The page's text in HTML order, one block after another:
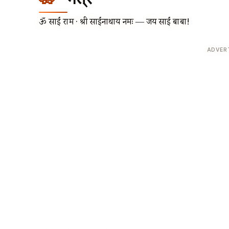
ॐ साईं राम · श्री साईंनाथाय नमः — जय साईं बाबा!